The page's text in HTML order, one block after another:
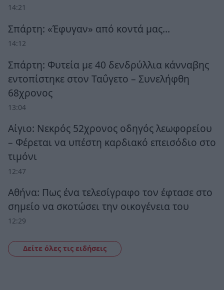
14:21
Σπάρτη: «Έφυγαν» από κοντά μας…
14:12
Σπάρτη: Φυτεία με 40 δενδρύλλια κάνναβης
εντοπίστηκε στον Ταΰγετο – Συνελήφθη
68χρονος
13:04
Αίγιο: Νεκρός 52χρονος οδηγός λεωφορείου
– Φέρεται να υπέστη καρδιακό επεισόδιο στο
τιμόνι
12:47
Αθήνα: Πως ένα τελεσίγραφο τον έφτασε στο
σημείο να σκοτώσει την οικογένεια του
12:29
Δείτε όλες τις ειδήσεις